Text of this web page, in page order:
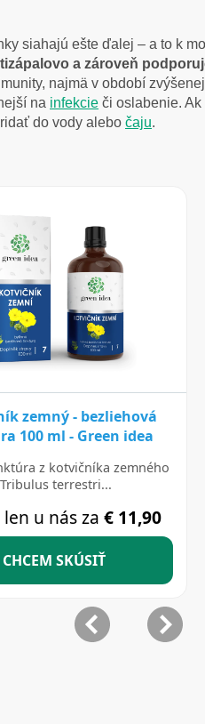
siahajú ešte ďalej – a to k
a zároveň
najmä v období
na infekcie či oslabenie.
do vody alebo čaju.